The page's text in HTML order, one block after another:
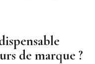
de marque ?